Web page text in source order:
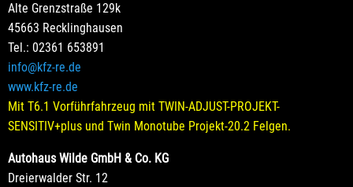
Alte Grenzstraße 129k
45663 Recklinghausen
Tel.: 02361 653891
info@kfz-re.de
www.kfz-re.de
Mit T6.1 Vorführfahrzeug mit TWIN-ADJUST-PROJEKT-
SENSITIV+plus und Twin Monotube Projekt-20.2 Felgen.
Autohaus Wilde GmbH & Co. KG
Dreierwalder Str. 12